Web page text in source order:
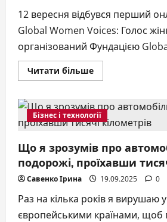
12 вересня відбувся перший
Global Women Voices: Голос
організований Фундацією
Читати більшеДокладніше
про
форум
Global
Women
Voices:
жіночий
голос,
який
почули
у
Бізнес і технології
Що я зрозумів про
подорожі, проїхавши
Савенко Ірина 19.09.2025 0
Раз на кілька років я вирушаю
європейськими країнами, щоб